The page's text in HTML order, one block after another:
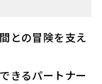
との冒険を支え
きるパートナー